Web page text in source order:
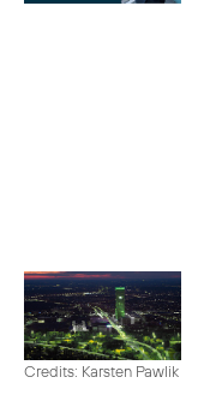
Credits: Karsten Pawlik